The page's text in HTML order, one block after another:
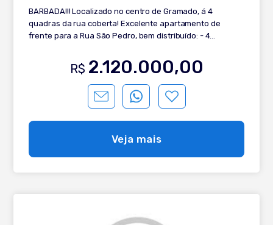
BARBADA!!! Localizado no centro de Gramado, á 4
quadras da rua coberta! Excelente apartamento de
frente para a Rua São Pedro, bem distribuído: - 4
ambientes com sacada fechada - Cozinha integrada com
churrasqueira - Lavanderia com sacada - Amplo estar
íntimo - 2 banhos sociais - Água quente instalada - 1 vaga
para carro. Venha conferir!!!
R$ 2.120.000,00
Veja mais